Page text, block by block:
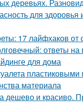
деревьях.
для здоровья
17 лайфхаков от
ответы
для дома
материала
дешево и красиво.